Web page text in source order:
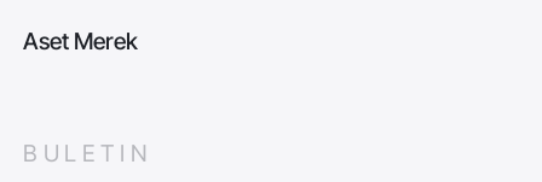
Aset Merek
BULETIN